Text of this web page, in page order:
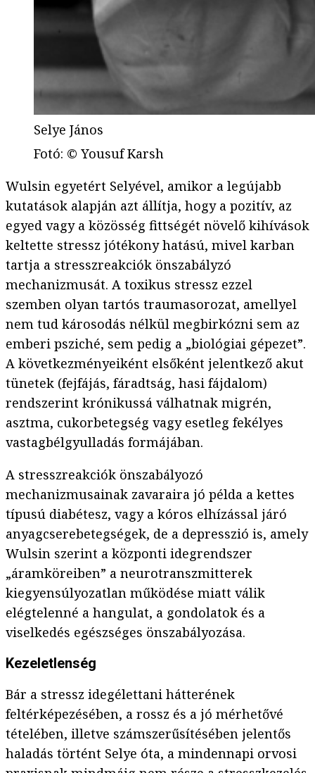
Selye János
Fotó: © Yousuf Karsh
Wulsin egyetért Selyével, amikor a legújabb
kutatások alapján azt állítja, hogy a pozitív, az
egyed vagy a közösség fittségét növelő kihívások
keltette stressz jótékony hatású, mivel karban
tartja a stresszreakciók önszabályzó
mechanizmusát. A toxikus stressz ezzel
szemben olyan tartós traumasorozat, amellyel
nem tud károsodás nélkül megbirkózni sem az
emberi psziché, sem pedig a „biológiai gépezet”.
A következményeiként elsőként jelentkező akut
tünetek (fejfájás, fáradtság, hasi fájdalom)
rendszerint krónikussá válhatnak migrén,
asztma, cukorbetegség vagy esetleg fekélyes
vastagbélgyulladás formájában.
A stresszreakciók önszabályozó
mechanizmusainak zavaraira jó példa a kettes
típusú diabétesz, vagy a kóros elhízással járó
anyagcserebetegségek, de a depresszió is, amely
Wulsin szerint a központi idegrendszer
„áramköreiben” a neurotranszmitterek
kiegyensúlyozatlan működése miatt válik
elégtelenné a hangulat, a gondolatok és a
viselkedés egészséges önszabályozása.
Kezeletlenség
Bár a stressz idegélettani hátterének
feltérképezésében, a rossz és a jó mérhetővé
tételében, illetve számszerűsítésében jelentős
haladás történt Selye óta, a mindennapi orvosi